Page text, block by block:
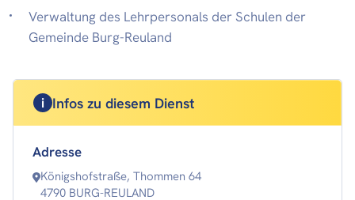
Verwaltung des Lehrpersonals der Schulen der
Gemeinde Burg-Reuland
Infos zu diesem Dienst
Adresse
Königshofstraße, Thommen 64
4790 BURG-REULAND